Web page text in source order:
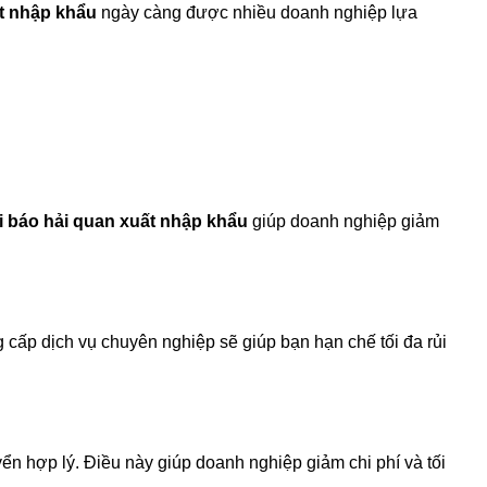
nhập khẩu ngày càng được nhiều doanh nghiệp lựa
báo hải quan xuất nhập khẩu giúp doanh nghiệp giảm
dịch vụ chuyên nghiệp sẽ giúp bạn hạn chế tối đa rủi
hợp lý. Điều này giúp doanh nghiệp giảm chi phí và tối